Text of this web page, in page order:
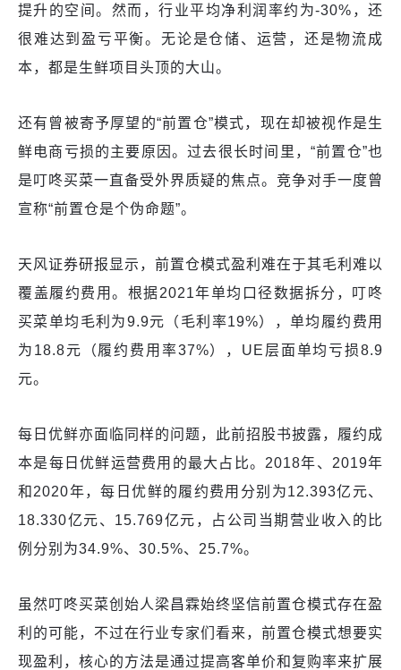
提升的空间。然而，行业平均净利润率约为-30%，还
很难达到盈亏平衡。无论是仓储、运营，还是物流成
本，都是生鲜项目头顶的大山。
还有曾被寄予厚望的“前置仓”模式，现在却被视作是生
鲜电商亏损的主要原因。过去很长时间里，“前置仓”也
是叮咚买菜一直备受外界质疑的焦点。竞争对手一度曾
宣称“前置仓是个伪命题”。
天风证券研报显示，前置仓模式盈利难在于其毛利难以
覆盖履约费用。根据2021年单均口径数据拆分，叮咚
买菜单均毛利为9.9元（毛利率19%），单均履约费用
为18.8元（履约费用率37%），UE层面单均亏损8.9
元。
每日优鲜亦面临同样的问题，此前招股书披露，履约成
本是每日优鲜运营费用的最大占比。2018年、2019年
和2020年，每日优鲜的履约费用分别为12.393亿元、
18.330亿元、15.769亿元，占公司当期营业收入的比
例分别为34.9%、30.5%、25.7%。
虽然叮咚买菜创始人梁昌霖始终坚信前置仓模式存在盈
利的可能，不过在行业专家们看来，前置仓模式想要实
现盈利，核心的方法是通过提高客单价和复购率来扩展